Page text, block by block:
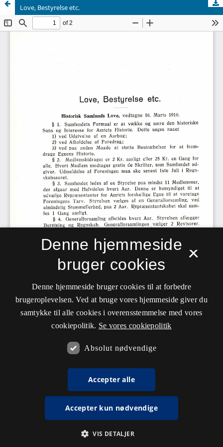
Love, Bestyrelse etc.
×
Denne hjemmeside
bruger cookies
Denne hjemmeside bruger cookies til at forbedre
brugeroplevelsen. Ved at bruge vores hjemmeside giver du
samtykke til alle cookies i overensstemmelse med vores
cookiepolitik. Se vores cookiepolitik
Absolut nødvendige
Accepter alle
Accepter kun nødvendige
VIS DETALJER